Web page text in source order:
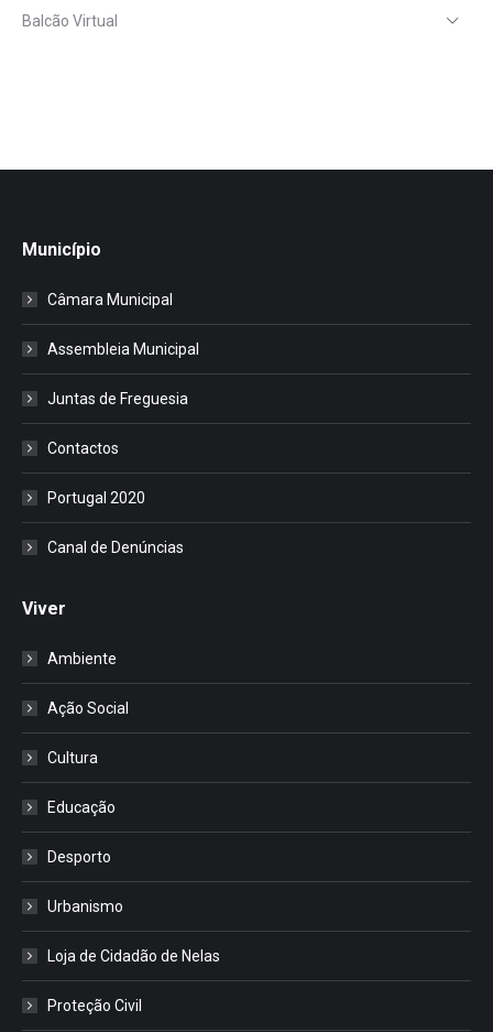
Balcão Virtual
Município
Câmara Municipal
Assembleia Municipal
Juntas de Freguesia
Contactos
Portugal 2020
Canal de Denúncias
Viver
Ambiente
Ação Social
Cultura
Educação
Desporto
Urbanismo
Loja de Cidadão de Nelas
Proteção Civil